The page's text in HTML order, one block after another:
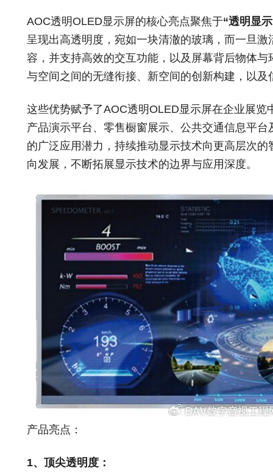
AOC透明OLED显示屏的核心亮点聚焦于“透明显
呈现出高透明度，宛如一块清澈的玻璃，而一旦
容，并支持高效的交互功能，以及屏幕背后物体
与空间之间的无缝衔接、新空间的创新构建，以
这些优势赋予了AOC透明OLED显示屏在企业展
产品演示平台、零售橱窗展示、公共交通信息平
的广泛应用潜力，持续推动显示技术向更高层次
向发展，不断拓展显示技术的边界与应用深度。
产品亮点：
1、顶尖透明度：